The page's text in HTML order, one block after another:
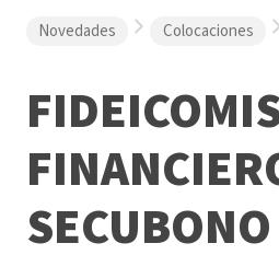
Novedades Colocaciones